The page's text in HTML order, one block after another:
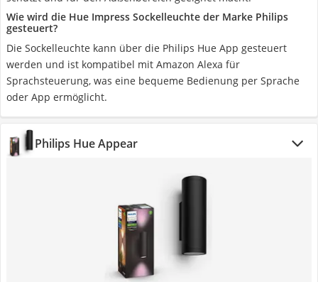
Wie wird die Hue Impress Sockelleuchte der Marke Philips
gesteuert?
Die Sockelleuchte kann über die Philips Hue App gesteuert
werden und ist kompatibel mit Amazon Alexa für
Sprachsteuerung, was eine bequeme Bedienung per Sprache
oder App ermöglicht.
Philips Hue Appear